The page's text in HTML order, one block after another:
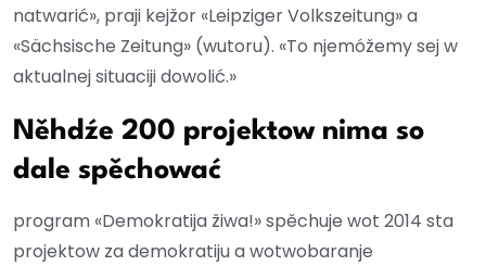
natwarić», praji kejžor «Leipziger Volkszeitung» a
«Sächsische Zeitung» (wutoru). «To njemóžemy sej w
aktualnej situaciji dowolić.»
Něhdźe 200 projektow nima so
dale spěchować
program «Demokratija žiwa!» spěchuje wot 2014 sta
projektow za demokratiju a wotwobaranje